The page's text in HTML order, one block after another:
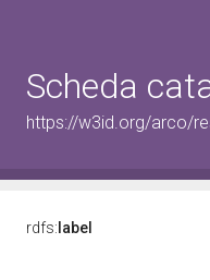
Scheda
https://w3id.org/arco/
rdfs: label